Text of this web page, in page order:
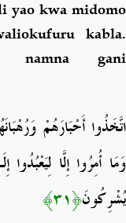
yao kwa midomo
kabla.
namna gani
اتَّخَذُوا أَحْبَارَهُمْ
وَمَا أُمِرُوا إِلَّا لِيَعْبُدُوا
يُشْرِكُونَ﴿٣١﴾